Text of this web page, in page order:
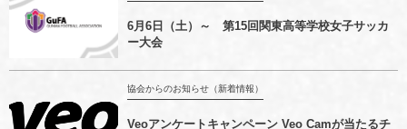
6月6日（土）～ 第15回関東高等学校女子サッカ
ー大会
協会からのお知らせ（新着情報）
Veoアンケートキャンペーン Veo Camが当たるチ